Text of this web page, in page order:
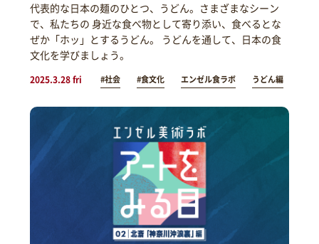
代表的な日本の麺のひとつ、うどん。さまざまなシーン
で、私たちの 身近な食べ物として寄り添い、食べるとな
ぜか「ホッ」とするうどん。 うどんを通して、日本の食
文化を学びましょう。
2025.3.28 fri #社会 #食文化 エンゼル食ラボ うどん編